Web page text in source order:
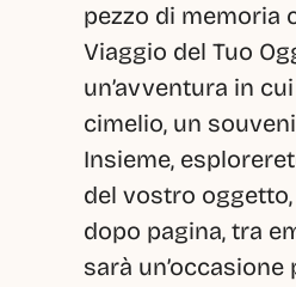
pezzo di memoria
Viaggio del Tuo
un’avventura in
cimelio, un
Insieme,
del vostro
dopo pagina, tra
sarà